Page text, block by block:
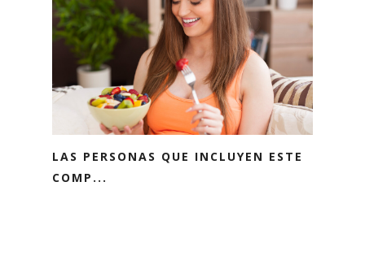
LAS PERSONAS QUE INCLUYEN ESTE
COMP...